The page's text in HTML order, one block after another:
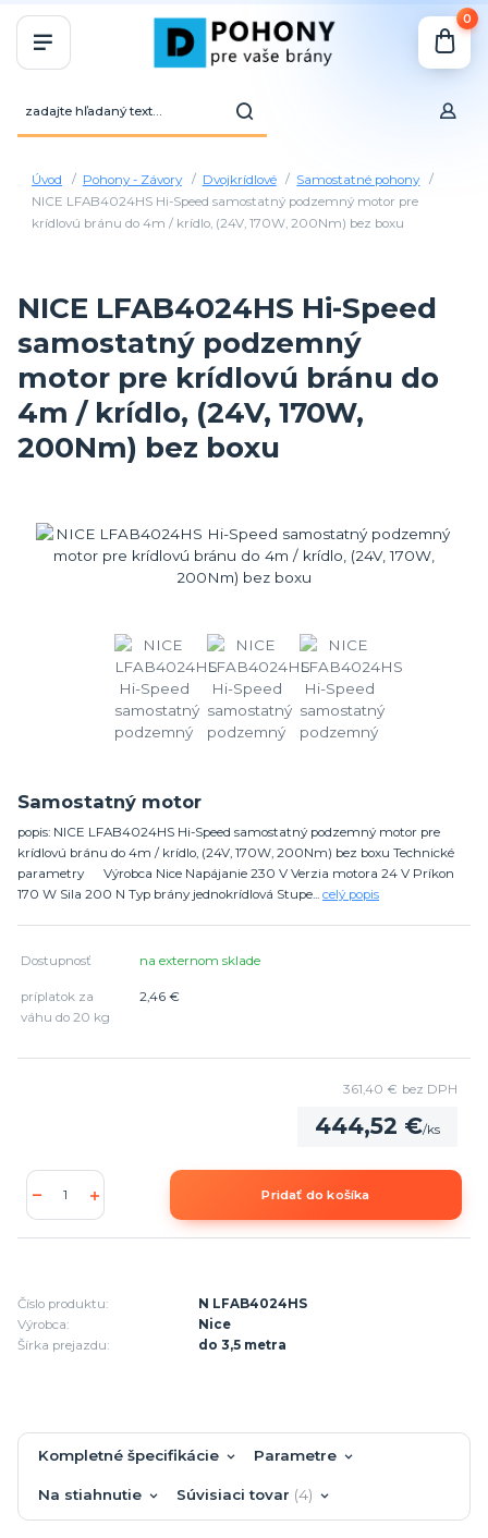
0
Úvod Pohony - Závory Dvojkrídlové
Samostatné pohony
NICE LFAB4024HS Hi-Speed samostatný podzemný motor pre
krídlovú bránu do 4m / krídlo, (24V, 170W, 200Nm) bez boxu
NICE LFAB4024HS Hi-Speed
samostatný podzemný
motor pre krídlovú bránu do
4m / krídlo, (24V, 170W,
200Nm) bez boxu
Samostatný motor
popis: NICE LFAB4024HS Hi-Speed samostatný podzemný motor pre
krídlovú bránu do 4m / krídlo, (24V, 170W, 200Nm) bez boxu Technické
parametry Výrobca Nice Napájanie 230 V Verzia motora 24 V Príkon
170 W Sila 200 N Typ brány jednokrídlová Stupe... celý popis
Dostupnosť na externom sklade
príplatok za
váhu do 20 kg
2,46 €
444,52 €/ks
361,40 € bez DPH
Pridať do košíka
Číslo produktu:
N LFAB4024HS
Výrobca:
Nice
Šírka prejazdu:
do 3,5 metra
Kompletné špecifikácie Parametre
Na stiahnutie Súvisiaci tovar 4